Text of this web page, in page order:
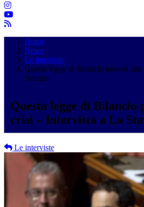
Home
News
Le interviste
Questa legge di Bilancio porterà
Stampa
Questa legge di Bilancio
crisi – Intervista a La
Le interviste